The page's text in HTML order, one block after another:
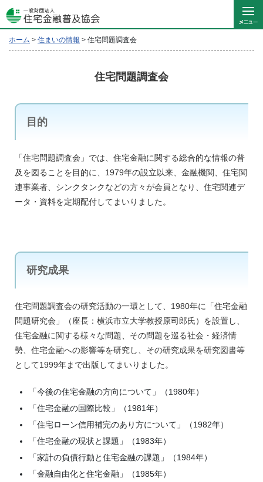
ホーム > 住まいの情報 > 住宅問題調査会
住宅問題調査会
目的
「住宅問題調査会」では、住宅金融に関する総合的な情報の普
及を図ることを目的に、1979年の設立以来、金融機関、住宅関
連事業者、シンクタンクなどの方々が会員となり、住宅関連デ
ータ・資料を定期配付してまいりました。
研究成果
住宅問題調査会の研究活動の一環として、1980年に「住宅金融
問題研究会」（座長：横浜市立大学教授原司郎氏）を設置し、
住宅金融に関する様々な問題、その問題を巡る社会・経済情
勢、住宅金融への影響等を研究し、その研究成果を研究図書等
として1999年まで出版してまいりました。
「今後の住宅金融の方向について」（1980年）
「住宅金融の国際比較」（1981年）
「住宅ローン信用補完のあり方について」（1982年）
「住宅金融の現状と課題」（1983年）
「家計の負債行動と住宅金融の課題」（1984年）
「金融自由化と住宅金融」（1985年）